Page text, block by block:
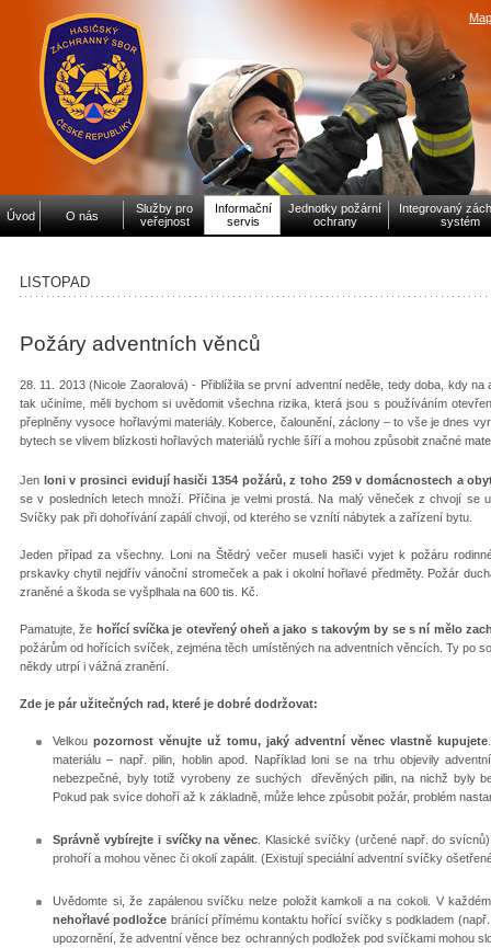
Úvod O nás
Služby pro
veřejnost
Informační
servis
Jednotky požární
ochrany
Integrovaný
systém
LISTOPAD
Požáry adventních věnců
28. 11. 2013 (Nicole Zaoralová) - Přiblížila se první adventní neděle, tedy doba, kdy
tak učiníme, měli bychom si uvědomit všechna rizika, která jsou s používáním
přeplněny vysoce hořlavými materiály. Koberce, čalounění, záclony – to vše je dnes
bytech se vlivem blízkosti hořlavých materiálů rychle šíří a mohou způsobit značné
Jen loni v prosinci evidují hasiči 1354 požárů, z toho 259 v domácnostech a
se v posledních letech množí. Příčina je velmi prostá. Na malý věneček z chvojí se
Svíčky pak při dohořívání zapálí chvojí, od kterého se vznítí nábytek a zařízení bytu.
Jeden případ za všechny. Loni na Štědrý večer museli hasiči vyjet k požáru
prskavky chytil nejdřív vánoční stromeček a pak i okolní hořlavé předměty. Požár
zraněné a škoda se vyšplhala na 600 tis. Kč.
Pamatujte, že hořící svíčka je otevřený oheň a jako s takovým by se s ní mělo
požárům od hořících svíček, zejména těch umístěných na adventních věncích. Ty po
někdy utrpí i vážná zranění.
Zde je pár užitečných rad, které je dobré dodržovat:
Velkou pozornost věnujte už tomu, jaký adventní věnec vlastně kupujete
materiálu – např. pilin, hoblin apod. Například loni se na trhu objevily
nebezpečné, byly totiž vyrobeny ze suchých dřevěných pilin, na nichž byly
Pokud pak svíce dohoří až k základně, může lehce způsobit požár, problém
Správně vybírejte i svíčky na věnec . Klasické svíčky (určené např. do
prohoří a mohou věnec či okolí zapálit. (Existují speciální adventní svíčky
Uvědomte si, že zapálenou svíčku nelze položit kamkoli a na cokoli. V
nehořlavé podložce bránící přímému kontaktu hořící svíčky s podkladem
upozornění, že adventní věnce bez ochranných podložek pod svíčkami mohou